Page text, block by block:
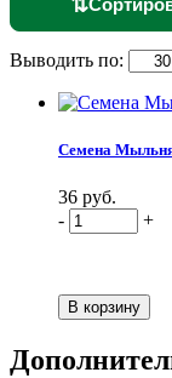
Выводить по:
Семена
36 руб.
-
+